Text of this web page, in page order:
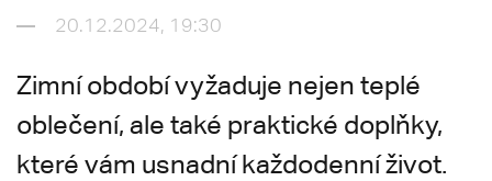
20.12.2024, 19:30
Zimní období vyžaduje nejen teplé
oblečení, ale také praktické doplňky,
které vám usnadní každodenní život.